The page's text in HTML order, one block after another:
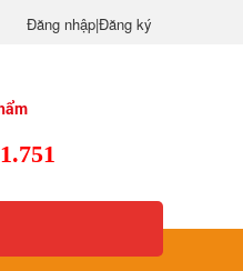
Đăng nhập|Đăng ký